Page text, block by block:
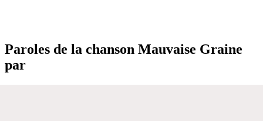
Paroles de la chanson Mauvaise Graine
par